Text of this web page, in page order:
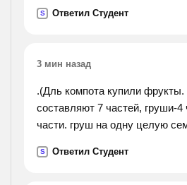
S Ответил Студент
3 мин назад
.(Дль компота купили фрукты.
составляют 7 частей, груши-
части. груш на одну целую
килограмм фруктов купили
S Ответил Студент